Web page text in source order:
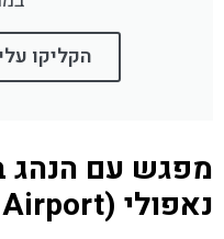
הקליקו
מפגש עם הנהג
נאפולי (Naples Airport)